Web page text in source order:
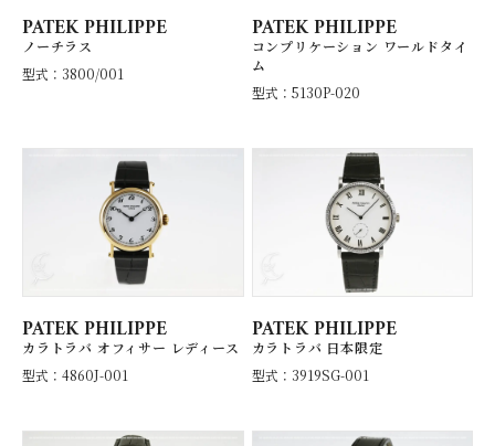
PATEK PHILIPPE
ノーチラス
型式：3800/001
PATEK PHILIPPE
コンプリケーション ワールドタイ
ム
型式：5130P-020
PATEK PHILIPPE
カラトラバ オフィサー レディース
型式：4860J-001
PATEK PHILIPPE
カラトラバ 日本限定
型式：3919SG-001